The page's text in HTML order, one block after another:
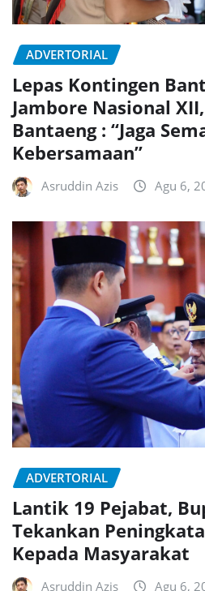
ADVERTORIAL
Lepas Kontingen
Jambore Nasional
Bantaeng : “Jaga
Kebersamaan”
Asruddin Azis Agu 6,
ADVERTORIAL
Lantik 19 Pejabat,
Tekankan
Kepada Masyarakat
Asruddin Azis Agu 6,